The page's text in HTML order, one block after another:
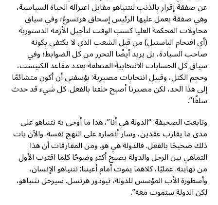
عن صفقة إقرار بالذنب لنتنياهو مقابل اعتزاله الحياة السياسية،
وهي صفقة يعمل عليها الرئيس إسحاق هرتسوغ؛ وفي سياق
محاولات المحكمة العليا كسب الوقت لتأجيل الأزمة الدستورية
(أي اقتحام الباستيل) من قبل الشعب الذي لا يكتفي بكونه
صاحب السيادة، بل يريد أيضًا التحرر من كل الضوابط؛ وفي
سياق كل الحسابات الانتخابية المتعلقة بعدد مقاعد الكنيست،
وحجم الكتل، وقبيل انتخابات مصيرية: يؤسفني أن أكون متشائمًا
إلى هذا الحد، لكن مصيرنا أصبح خلفنا بالفعل. كل شيء قد حدث
سلفًا”.
وتابعت الصحيفة: “الدولة هي أنا”، هذا ما أوحى به نتنياهو على
مدى ما يقارب عقدين، وسار أنصاره على النهج نفسه. والآن بات
ذلك صحيحًا بالفعل. فالدولة هي هو. ومن المفارقات أن هذا
التماهي بين الرجل والدولة يصبح أكثر وضوحًا كلما اقترب الأول
من نهايته. عمليًا، كلاهما يموت أمام أعيننا: نتنياهو الإنسان،
وأسطورة الأب المؤسس للدولة، تيودور هرتسل. سيرحل نتنياهو،
لكن الدولة ستموت معه”.